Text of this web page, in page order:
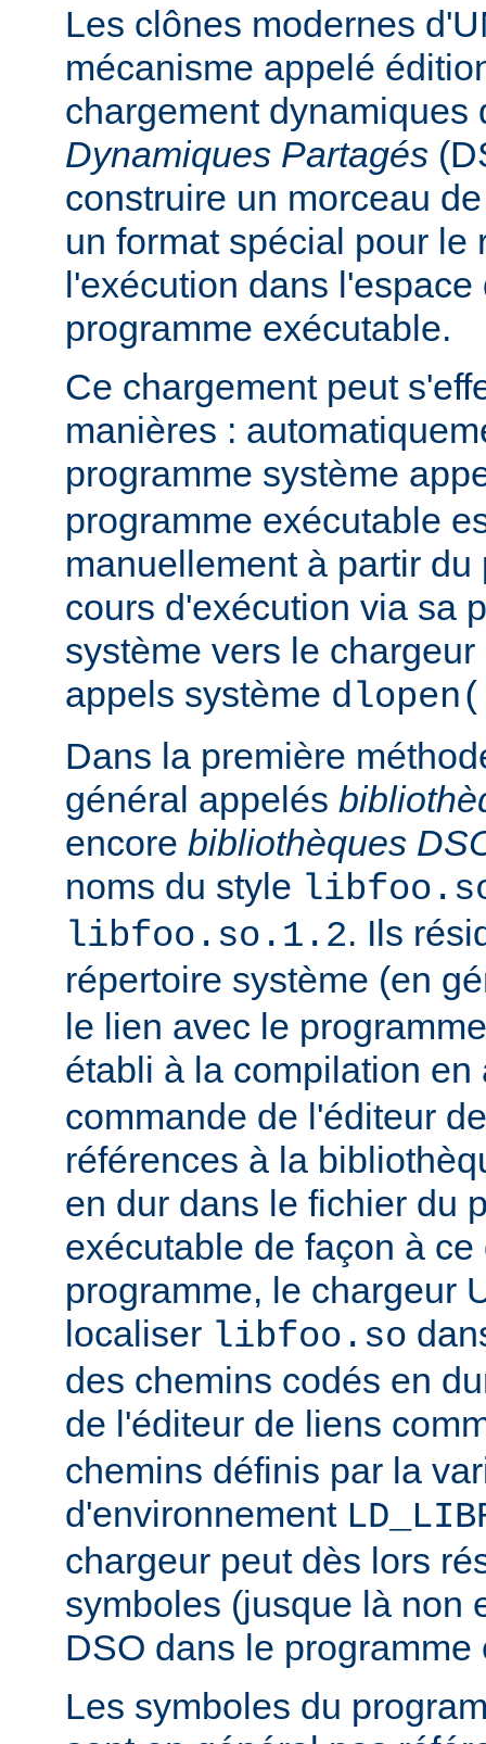
Les clônes modernes
mécanisme appelé
chargement dynamiques
Dynamiques Partagés
construire un morceau
un format spécial pour le
l'exécution dans
programme exécutable.
Ce chargement peut
manières :
programme système
programme exécutable
manuellement à partir du
cours d'exécution via sa
système vers le
appels système
Dans la première
général appelés
encore bibliothèques
noms du style
libfoo.so.1.2. Ils
répertoire système (en
le lien avec le
établi à la compilation
commande de l'éditeur
références à la
en dur dans le fichier du
exécutable de façon à
programme, le chargeur
localiser libfoo.so
des chemins codés en
de l'éditeur de liens
chemins définis par la
d'environnement
chargeur peut dès lors
symboles (jusque là non
DSO dans le programme
Les symboles du